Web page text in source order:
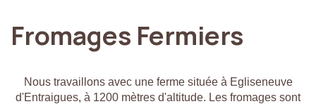
Fromages Fermiers
Nous travaillons avec une ferme située à Egliseneuve
d'Entraigues, à 1200 mètres d'altitude. Les fromages sont